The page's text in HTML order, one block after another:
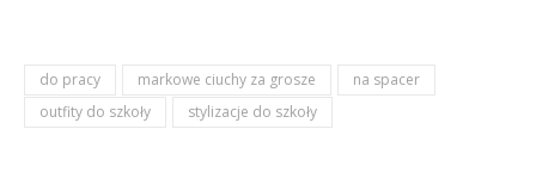
do pracy markowe ciuchy za grosze
na spacer
outfity do szkoły
stylizacje do szkoły